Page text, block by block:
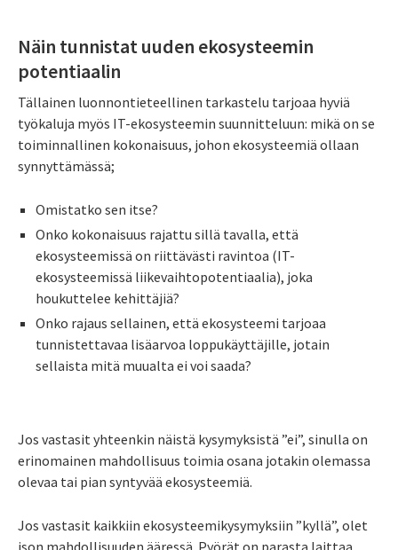
Näin tunnistat uuden ekosysteemin
potentiaalin
Tällainen luonnontieteellinen tarkastelu tarjoaa hyviä
työkaluja myös IT-ekosysteemin suunnitteluun: mikä on se
toiminnallinen kokonaisuus, johon ekosysteemiä ollaan
synnyttämässä;
Omistatko sen itse?
Onko kokonaisuus rajattu sillä tavalla, että
ekosysteemissä on riittävästi ravintoa (IT-
ekosysteemissä liikevaihtopotentiaalia), joka
houkuttelee kehittäjiä?
Onko rajaus sellainen, että ekosysteemi tarjoaa
tunnistettavaa lisäarvoa loppukäyttäjille, jotain
sellaista mitä muualta ei voi saada?
Jos vastasit yhteenkin näistä kysymyksistä ”ei”, sinulla on
erinomainen mahdollisuus toimia osana jotakin olemassa
olevaa tai pian syntyvää ekosysteemiä.
Jos vastasit kaikkiin ekosysteemikysymyksiin ”kyllä”, olet